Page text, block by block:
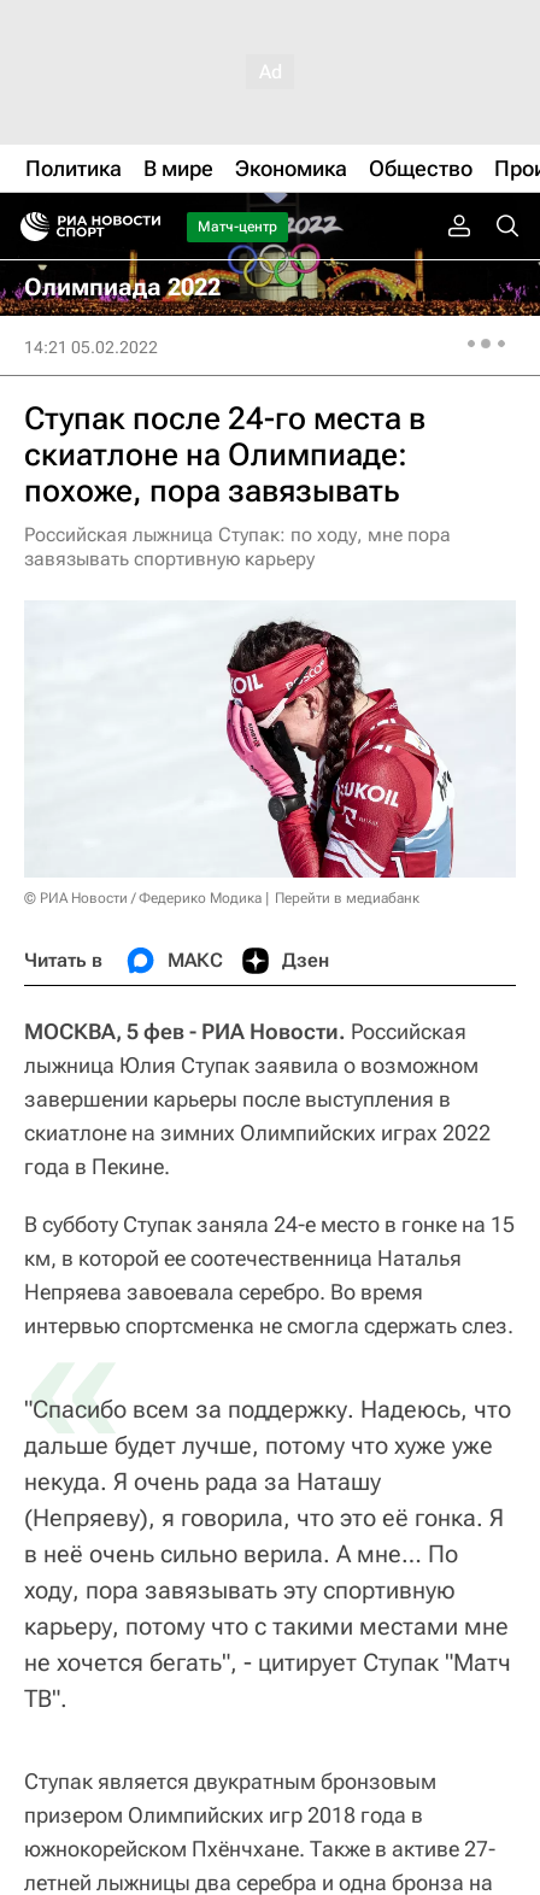
Политика В мире Экономика Общество
Матч-центр
Олимпиада 2022
14:21 05.02.2022
Ступак после 24-го места в
скиатлоне на Олимпиаде:
похоже, пора завязывать
Российская лыжница Ступак: по ходу, мне пора
завязывать спортивную карьеру
© РИА Новости / Федерико Модика Перейти в медиабанк
Читать в МАКС Дзен
МОСКВА, 5 фев - РИА Новости. Российская
лыжница Юлия Ступак заявила о возможном
завершении карьеры после выступления в
скиатлоне на зимних Олимпийских играх 2022
года в Пекине.
В субботу Ступак заняла 24-е место в гонке на 15
км, в которой ее соотечественница Наталья
Непряева завоевала серебро. Во время
интервью спортсменка не смогла сдержать слез.
«
"Спасибо всем за поддержку. Надеюсь, что
дальше будет лучше, потому что хуже уже
некуда. Я очень рада за Наташу
(Непряеву), я говорила, что это её гонка. Я
в неё очень сильно верила. А мне… По
ходу, пора завязывать эту спортивную
карьеру, потому что с такими местами мне
не хочется бегать", - цитирует Ступак "Матч
ТВ".
Ступак является двукратным бронзовым
призером Олимпийских игр 2018 года в
южнокорейском Пхёнчхане. Также в активе 27-
летней лыжницы два серебра и одна бронза на